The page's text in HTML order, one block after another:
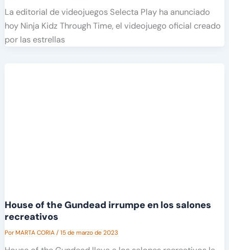
La editorial de videojuegos Selecta Play ha anunciado
hoy Ninja Kidz Through Time, el videojuego oficial creado
por las estrellas
House of the Gundead irrumpe en los salones
recreativos
PorMARTA CORIA/15 de marzo de 2023